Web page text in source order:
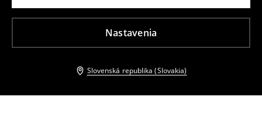
Nastavenia
Slovenská republika (Slovakia)